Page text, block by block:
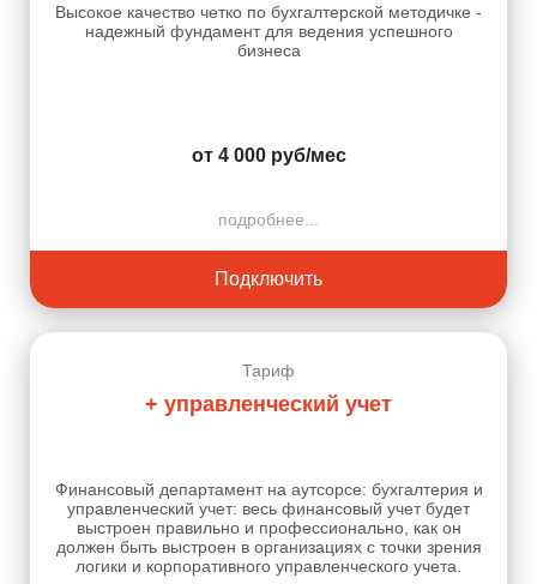
Высокое качество четко по бухгалтерской методичке -
надежный фундамент для ведения успешного
бизнеса
от 4 000 руб/мес
подробнее...
Подключить
Тариф
+ управленческий учет
Финансовый департамент на аутсорсе: бухгалтерия и
управленческий учет: весь финансовый учет будет
выстроен правильно и профессионально, как он
должен быть выстроен в организациях с точки зрения
логики и корпоративного управленческого учета.